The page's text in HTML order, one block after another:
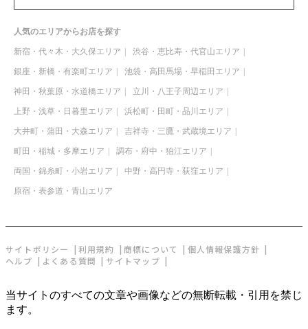
人気のエリアからお店を探す
新宿・代々木・大久保エリア 渋谷・恵比寿・代官山エリア
銀座・新橋・有楽町エリア 池袋・高田馬場・早稲田エリア
神田・秋葉原・水道橋エリア 立川・八王子周辺エリア
上野・浅草・日暮里エリア 浜松町・田町・品川エリア
大井町・蒲田・大森エリア 吉祥寺・三鷹・武蔵境エリア
町田・稲城・多摩エリア 調布・府中・狛江エリア
両国・錦糸町・小岩エリア 中野・高円寺・荻窪エリア
原宿・表参道・青山エリア
サイトポリシー 利用規約 商標について
個人情報保護方針
ヘルプ
よくある質問 サイトマップ
当サイトのすべての文章や画像などの無断転載・引用を禁じ
ます。